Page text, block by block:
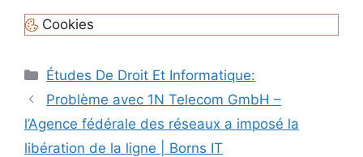
Cookies
Catégories
Études De Droit Et Informatique:
Navigation
des
articles
Problème avec 1N Telecom GmbH –
l’Agence fédérale des réseaux a imposé la
libération de la ligne | Borns IT